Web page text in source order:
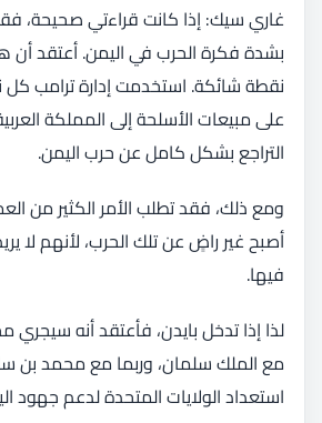
غاري سيك: إذا كانت قراءتي صحيحة،
بشدة فكرة الحرب في اليمن. أعتقد
نقطة شائكة. استخدمت إدارة ترامب
على مبيعات الأسلحة إلى المملكة
التراجع بشكل كامل عن حرب اليمن.
ومع ذلك، فقد تطلب الأمر الكثير من
أصبح غير راضٍ عن تلك الحرب، لأنهم لا
فيها.
لذا إذا تدخل بايدن، فأعتقد أنه سيجري
مع الملك سلمان، وربما مع محمد بن
استعداد الولايات المتحدة لدعم جهود